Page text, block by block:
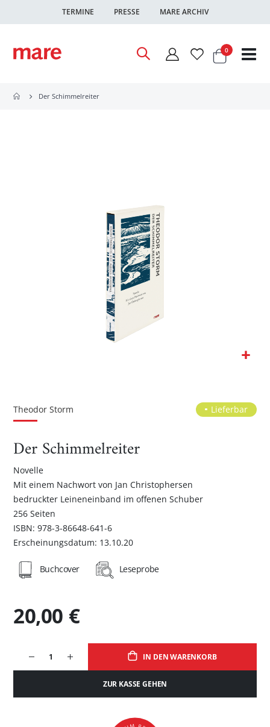
TERMINE PRESSE MARE ARCHIV
Warenkorb
0Artikel
Der Schimmelreiter
Bildgalerie
Theodor Storm Lieferbar
Der Schimmelreiter
Novelle
Mit einem Nachwort von Jan Christophersen
bedruckter Leineneinband im offenen Schuber
256 Seiten
ISBN: 978-3-86648-641-6
Erscheinungsdatum: 13.10.20
IN DEN WARENKORB
ZUR KASSE GEHEN
20,00 €
Buchcover Leseprobe